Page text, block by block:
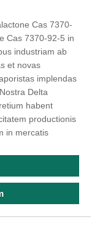
Cas 7370-
Cas 7370-92-5 in
industriam ab
et novas
implendas
Delta
habent
productionis
in mercatis